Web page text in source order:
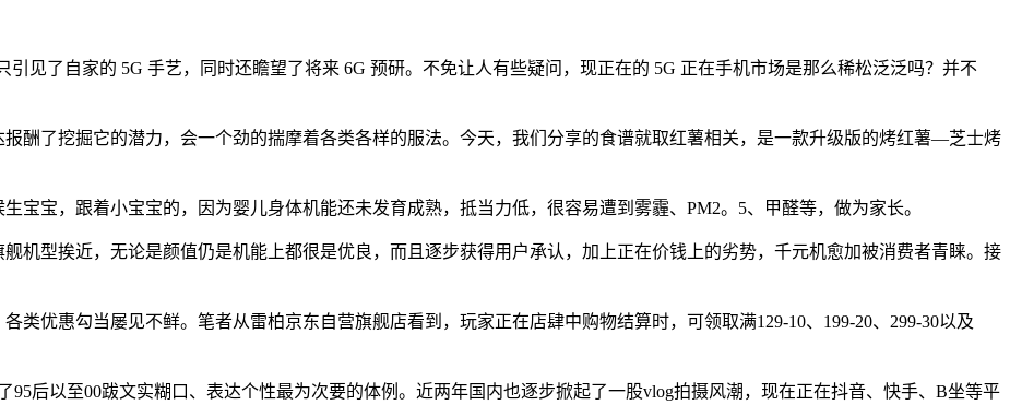
了自家的 5G 手艺，同时还瞻望了将来 6G 预研。不免让人有些疑问，现正在的 5G 正在手机市场是那么稀松泛泛吗？并不
了挖掘它的潜力，会一个劲的揣摩着各类各样的服法。今天，我们分享的食谱就取红薯相关，是一款升级版的烤红薯—芝士烤
宝，跟着小宝宝的，因为婴儿身体机能还未发育成熟，抵当力低，很容易遭到雾霾、PM2。5、甲醛等，做为家长。
型挨近，无论是颜值仍是机能上都很是优良，而且逐步获得用户承认，加上正在价钱上的劣势，千元机愈加被消费者青睐。接
优惠勾当屡见不鲜。笔者从雷柏京东自营旗舰店看到，玩家正在店肆中购物结算时，可领取满129-10、199-20、299-30以及
后以至00跋文实糊口、表达个性最为次要的体例。近两年国内也逐步掀起了一股vlog拍摄风潮，现在正在抖音、快手、B坐等平